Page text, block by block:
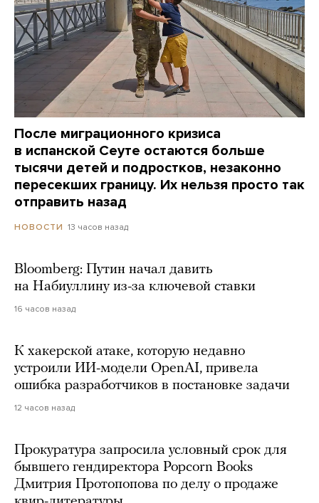
После миграционного кризиса
в испанской Сеуте остаются больше
тысячи детей и подростков, незаконно
пересекших границу. Их нельзя просто так
отправить назад
НОВОСТИ 13 часов назад
Bloomberg: Путин начал давить
на Набиуллину из-за ключевой ставки
16 часов назад
К хакерской атаке, которую недавно
устроили ИИ-модели OpenAI, привела
ошибка разработчиков в постановке задачи
12 часов назад
Прокуратура запросила условный срок для
бывшего гендиректора Popcorn Books
Дмитрия Протопопова по делу о продаже